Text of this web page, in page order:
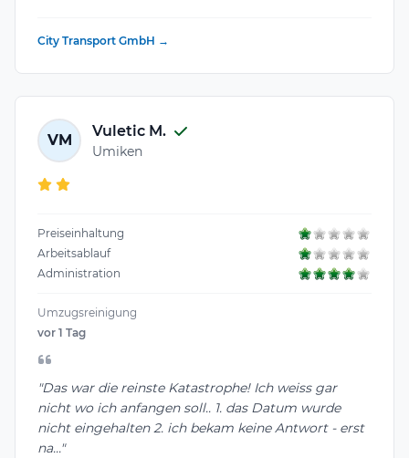
City Transport GmbH →
VM
Vuletic M.
Umiken
Preiseinhaltung
Arbeitsablauf
Administration
Umzugsreinigung
vor 1 Tag
"Das war die reinste Katastrophe! Ich weiss gar
nicht wo ich anfangen soll.. 1. das Datum wurde
nicht eingehalten 2. ich bekam keine Antwort - erst
na..."